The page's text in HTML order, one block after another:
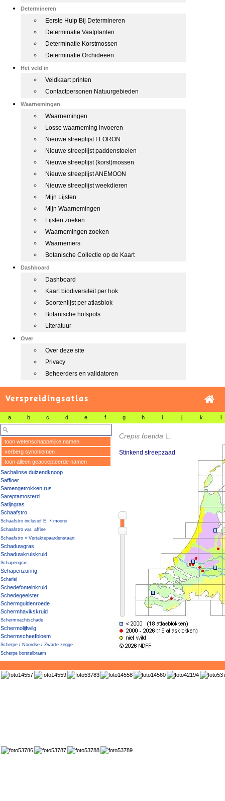
Determineren
Eerste Hulp Bij Determineren
Determinatie Vaatplanten
Determinatie Korstmossen
Determinatie Orchideeën
Het veld in
Veldkaart printen
Contactpersonen Natuurgebieden
Waarnemingen
Waarnemingen
Losse waarneming invoeren
Nieuwe streeplijst FLORON
Nieuwe streeplijst paddenstoelen
Nieuwe streeplijst (korst)mossen
Nieuwe streeplijst ANEMOON
Nieuwe streeplijst weekdieren
Mijn Lijsten
Mijn Waarnemingen
Lijsten zoeken
Waarnemingen zoeken
Waarnemers
Botanische Collectie op de Kaart
Dashboard
Dashboard
Kaart biodiversiteit per hok
Soortenlijst per atlasblok
Botanische hotspots
Literatuur
Over
Over deze site
Privacy
Beheerders en validatoren
Verspreidingsatlas
a b c d e f g h i j k l
toon wetenschappelijke namen
verberg synoniemen
toon alleen geaccepteerde namen
Sachalinse duizendknoop
Saffloer
Samengetrokken rus
Sareptamosterd
Satijngras
Schaafstro
Schaafstro inclusief E. × moorei
Schaafstro var. affine
Schaafstro × Vertaktepaardenstaart
Schaduwgras
Schaduwkruiskruid
Schapengras
Schapenzuring
Scharlei
Schedefonteinkruid
Schedegeelster
Schermguldenroede
Schermhavikskruid
Schermnachtschade
Schermolijfwilg
Schermscheefbloem
Scherpe / Noordse / Zwarte zegge
Scherpe borstelbraam
Scherpe boterbloem
Scherpe fijnstraal
Scherpe struweelbraam
Schietwilg
Crepis foetida L.
Stinkend streepzaad